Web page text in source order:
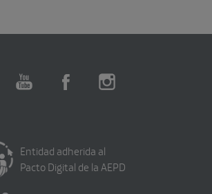
Entidad adherida al
Pacto Digital de la AEPD